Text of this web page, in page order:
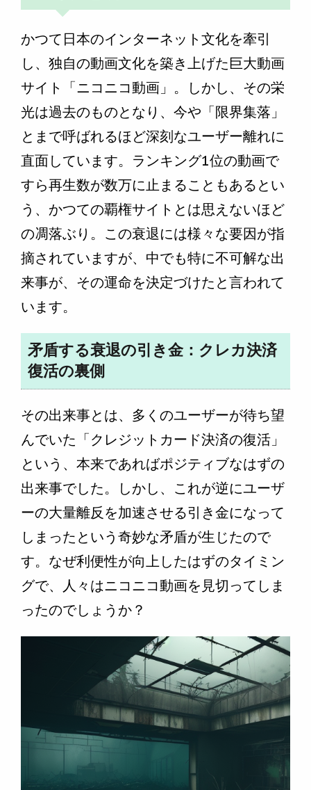
かつて日本のインターネット文化を牽引
し、独自の動画文化を築き上げた巨大動画
サイト「ニコニコ動画」。しかし、その栄
光は過去のものとなり、今や「限界集落」
とまで呼ばれるほど深刻なユーザー離れに
直面しています。ランキング1位の動画で
すら再生数が数万に止まることもあるとい
う、かつての覇権サイトとは思えないほど
の凋落ぶり。この衰退には様々な要因が指
摘されていますが、中でも特に不可解な出
来事が、その運命を決定づけたと言われて
います。
矛盾する衰退の引き金：クレカ決済
復活の裏側
その出来事とは、多くのユーザーが待ち望
んでいた「クレジットカード決済の復活」
という、本来であればポジティブなはずの
出来事でした。しかし、これが逆にユーザ
ーの大量離反を加速させる引き金になって
しまったという奇妙な矛盾が生じたので
す。なぜ利便性が向上したはずのタイミン
グで、人々はニコニコ動画を見切ってしま
ったのでしょうか？